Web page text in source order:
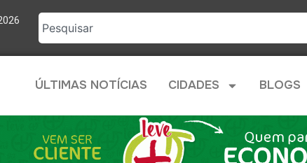
ÚLTIMAS NOTÍCIAS CIDADES BLOGS